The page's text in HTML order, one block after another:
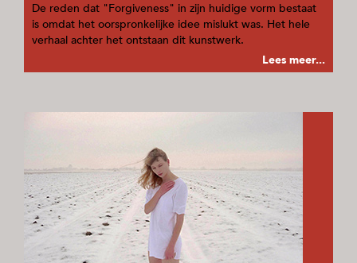
De reden dat "Forgiveness" in zijn huidige vorm bestaat
is omdat het oorspronkelijke idee mislukt was. Het hele
verhaal achter het ontstaan dit kunstwerk.
Lees meer...